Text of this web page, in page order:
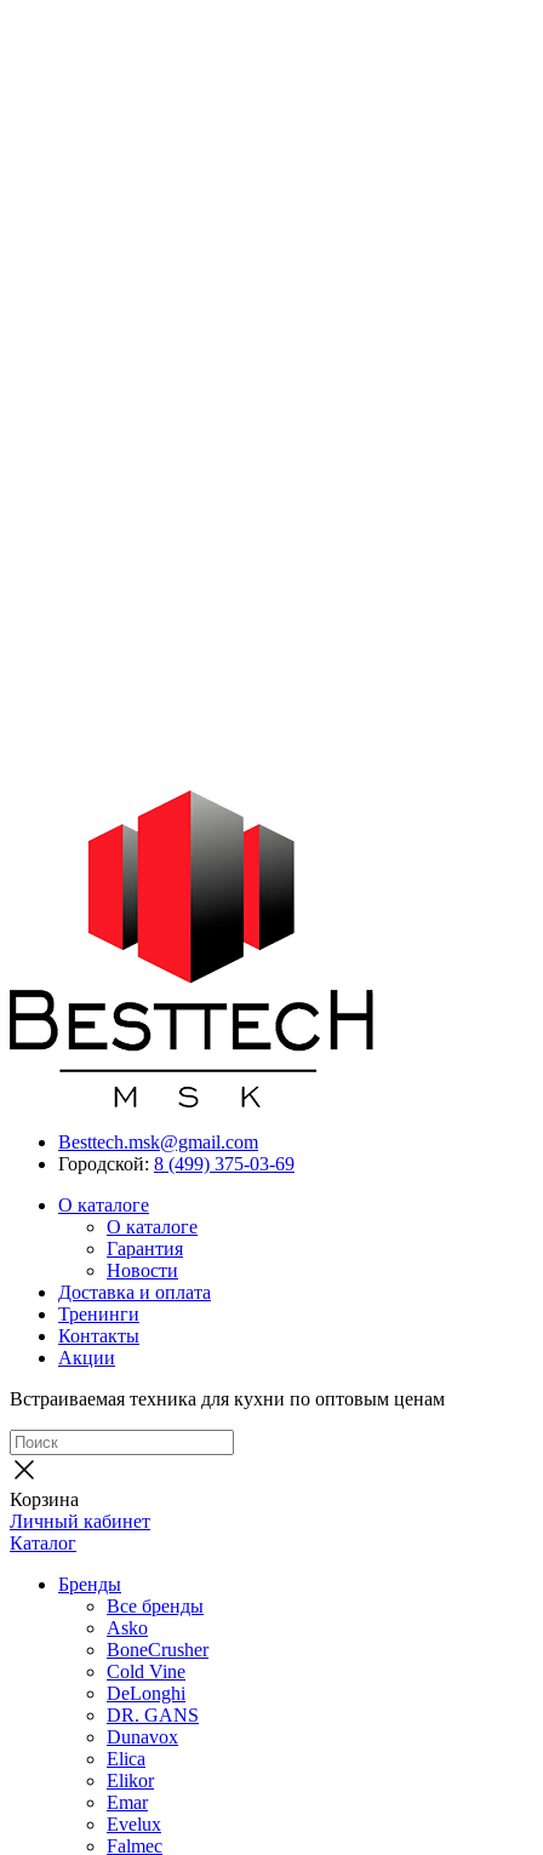
Besttech.msk@gmail.com
Городской: 8 (499) 375-03-69
О каталоге
О каталоге
Гарантия
Новости
Доставка и оплата
Тренинги
Контакты
Акции
Встраиваемая техника для кухни по оптовым ценам
Корзина
Личный кабинет
Каталог
Бренды
Все бренды
Asko
BoneCrusher
Cold Vine
DeLonghi
DR. GANS
Dunavox
Elica
Elikor
Emar
Evelux
Falmec